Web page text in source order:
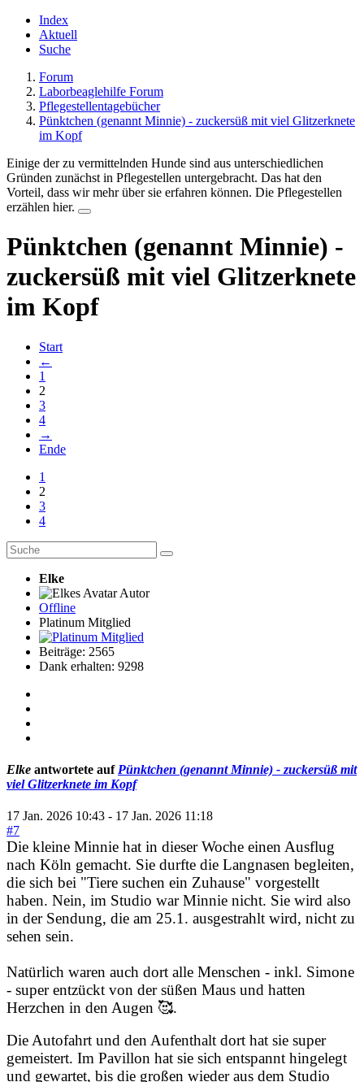
Index
Aktuell
Suche
Forum
Laborbeaglehilfe Forum
Pflegestellentagebücher
Pünktchen (genannt Minnie) - zuckersüß mit viel Glitzerknete
im Kopf
Einige der zu vermittelnden Hunde sind aus unterschiedlichen
Gründen zunächst in Pflegestellen untergebracht. Das hat den
Vorteil, dass wir mehr über sie erfahren können. Die Pflegestellen
erzählen hier.
Pünktchen (genannt Minnie) -
zuckersüß mit viel Glitzerknete
im Kopf
Start
←
1
2
3
4
→
Ende
1
2
3
4
Elke
Autor
Offline
Platinum Mitglied
Beiträge: 2565
Dank erhalten: 9298
Elke antwortete auf Pünktchen (genannt Minnie) - zuckersüß mit
viel Glitzerknete im Kopf
17 Jan. 2026 10:43 - 17 Jan. 2026 11:18
#7
Die kleine Minnie hat in dieser Woche einen Ausflug
nach Köln gemacht. Sie durfte die Langnasen begleiten,
die sich bei "Tiere suchen ein Zuhause" vorgestellt
haben. Nein, im Studio war Minnie nicht. Sie wird also
in der Sendung, die am 25.1. ausgestrahlt wird, nicht zu
sehen sein.
Natürlich waren auch dort alle Menschen - inkl. Simone
- super entzückt von der süßen Maus und hatten
Herzchen in den Augen 🥰.
Die Autofahrt und den Aufenthalt dort hat sie super
gemeistert. Im Pavillon hat sie sich entspannt hingelegt
und gewartet, bis die großen wieder aus dem Studio